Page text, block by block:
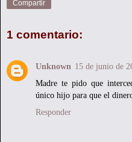
Compartir
1 comentario:
Unknown 15 de junio de
Madre te pido que
único hijo para que el
Responder